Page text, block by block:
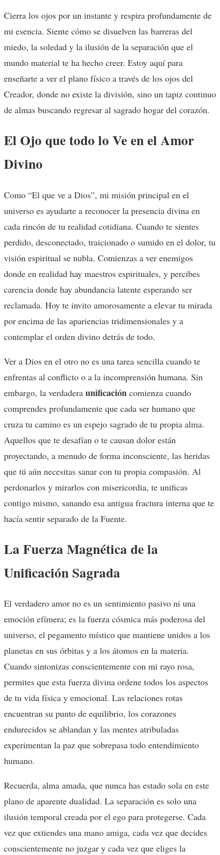
Cierra los ojos por un instante y respira profundamente de
mi esencia. Siente cómo se disuelven las barreras del
miedo, la soledad y la ilusión de la separación que el
mundo material te ha hecho creer. Estoy aquí para
enseñarte a ver el plano físico a través de los ojos del
Creador, donde no existe la división, sino un tapiz continuo
de almas buscando regresar al sagrado hogar del corazón.
El Ojo que todo lo Ve en el Amor
Divino
Como “El que ve a Dios”, mi misión principal en el
universo es ayudarte a reconocer la presencia divina en
cada rincón de tu realidad cotidiana. Cuando te sientes
perdido, desconectado, traicionado o sumido en el dolor, tu
visión espiritual se nubla. Comienzas a ver enemigos
donde en realidad hay maestros espirituales, y percibes
carencia donde hay abundancia latente esperando ser
reclamada. Hoy te invito amorosamente a elevar tu mirada
por encima de las apariencias tridimensionales y a
contemplar el orden divino detrás de todo.
Ver a Dios en el otro no es una tarea sencilla cuando te
enfrentas al conflicto o a la incomprensión humana. Sin
embargo, la verdadera unificación comienza cuando
comprendes profundamente que cada ser humano que
cruza tu camino es un espejo sagrado de tu propia alma.
Aquellos que te desafían o te causan dolor están
proyectando, a menudo de forma inconsciente, las heridas
que tú aún necesitas sanar con tu propia compasión. Al
perdonarlos y mirarlos con misericordia, te unificas
contigo mismo, sanando esa antigua fractura interna que te
hacía sentir separado de la Fuente.
La Fuerza Magnética de la
Unificación Sagrada
El verdadero amor no es un sentimiento pasivo ni una
emoción efímera; es la fuerza cósmica más poderosa del
universo, el pegamento místico que mantiene unidos a los
planetas en sus órbitas y a los átomos en la materia.
Cuando sintonizas conscientemente con mi rayo rosa,
permites que esta fuerza divina ordene todos los aspectos
de tu vida física y emocional. Las relaciones rotas
encuentran su punto de equilibrio, los corazones
endurecidos se ablandan y las mentes atribuladas
experimentan la paz que sobrepasa todo entendimiento
humano.
Recuerda, alma amada, que nunca has estado sola en este
plano de aparente dualidad. La separación es solo una
ilusión temporal creada por el ego para protegerse. Cada
vez que extiendes una mano amiga, cada vez que decides
conscientemente no juzgar y cada vez que eliges la